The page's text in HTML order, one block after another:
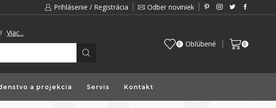
Prihlásenie / Registrácia Odber noviniek
Viac...
0 Obľúbené 0
a projekcia Servis Kontakt